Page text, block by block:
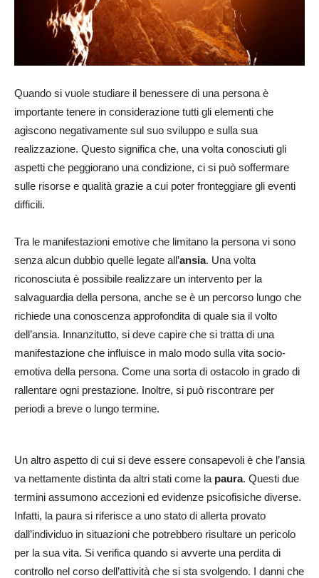
Quando si vuole studiare il benessere di una persona è
importante tenere in considerazione tutti gli elementi che
agiscono negativamente sul suo sviluppo e sulla sua
realizzazione. Questo significa che, una volta conosciuti gli
aspetti che peggiorano una condizione, ci si può soffermare
sulle risorse e qualità grazie a cui poter fronteggiare gli eventi
difficili.
Tra le manifestazioni emotive che limitano la persona vi sono
senza alcun dubbio quelle legate all’ansia. Una volta
riconosciuta è possibile realizzare un intervento per la
salvaguardia della persona, anche se è un percorso lungo che
richiede una conoscenza approfondita di quale sia il volto
dell’ansia. Innanzitutto, si deve capire che si tratta di una
manifestazione che influisce in malo modo sulla vita socio-
emotiva della persona. Come una sorta di ostacolo in grado di
rallentare ogni prestazione. Inoltre, si può riscontrare per
periodi a breve o lungo termine.
Un altro aspetto di cui si deve essere consapevoli è che l’ansia
va nettamente distinta da altri stati come la paura. Questi due
termini assumono accezioni ed evidenze psicofisiche diverse.
Infatti, la paura si riferisce a uno stato di allerta provato
dall’individuo in situazioni che potrebbero risultare un pericolo
per la sua vita. Si verifica quando si avverte una perdita di
controllo nel corso dell’attività che si sta svolgendo. I danni che